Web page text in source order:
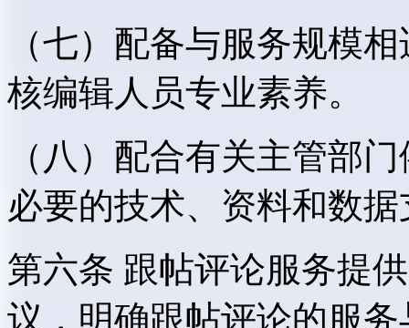
（七）配备与服务规模
核编辑人员专业素养。
（八）配合有关主管部
必要的技术、资料和数
第六条 跟帖评论服务提
议，明确跟帖评论的服